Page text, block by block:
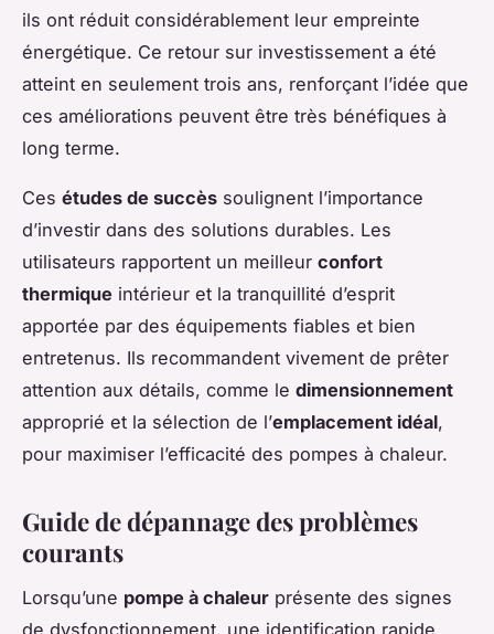
ils ont réduit considérablement leur empreinte
énergétique. Ce retour sur investissement a été
atteint en seulement trois ans, renforçant l’idée que
ces améliorations peuvent être très bénéfiques à
long terme.
Ces études de succès soulignent l’importance
d’investir dans des solutions durables. Les
utilisateurs rapportent un meilleur confort
thermique intérieur et la tranquillité d’esprit
apportée par des équipements fiables et bien
entretenus. Ils recommandent vivement de prêter
attention aux détails, comme le dimensionnement
approprié et la sélection de l’emplacement idéal,
pour maximiser l’efficacité des pompes à chaleur.
Guide de dépannage des problèmes
courants
Lorsqu’une pompe à chaleur présente des signes